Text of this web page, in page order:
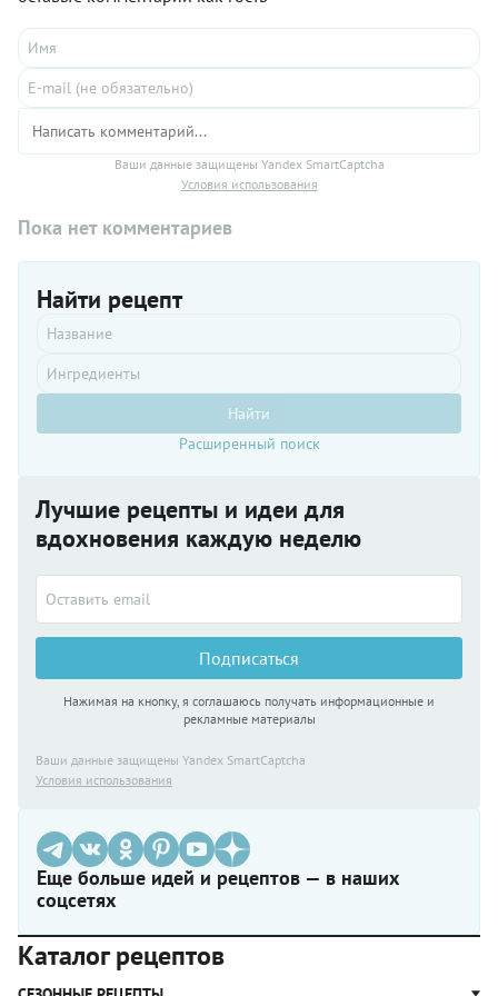
полезными жирами и белками, делая их ещё более
здоровыми. А кокосовый сахар придаёт печенью нотки
карамели.
Ваши данные защищены Yandex SmartCaptcha
Условия использования
Пока нет комментариев
Найти рецепт
Найти
Расширенный поиск
Лучшие рецепты и идеи для
вдохновения каждую неделю
Подписаться
Нажимая на кнопку, я соглашаюсь получать информационные и
рекламные материалы
Ваши данные защищены Yandex SmartCaptcha
Условия использования
Еще больше идей и рецептов — в наших
соцсетях
Каталог рецептов